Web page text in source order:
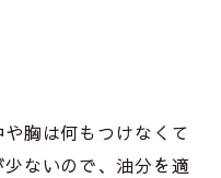
胸は何もつけなくて
ないので、油分を適